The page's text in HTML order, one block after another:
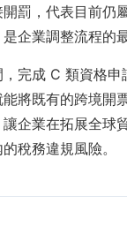
罰，代表目前仍
是企業調整流程的
完成 C 類資格申
能將既有的跨境開
企業在拓展全球
稅務違規風險。